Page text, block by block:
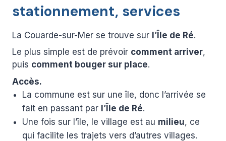
stationnement, services
La Couarde-sur-Mer se trouve sur l’Île de Ré.
Le plus simple est de prévoir comment arriver,
puis comment bouger sur place.
Accès.
La commune est sur une île, donc l’arrivée se
fait en passant par l’Île de Ré.
Une fois sur l’île, le village est au milieu, ce
qui facilite les trajets vers d’autres villages.